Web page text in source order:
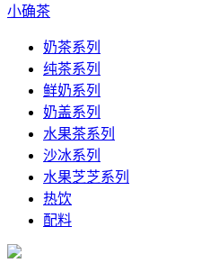
小确茶
奶茶系列
纯茶系列
鲜奶系列
奶盖系列
水果茶系列
沙冰系列
水果芝芝系列
热饮
配料